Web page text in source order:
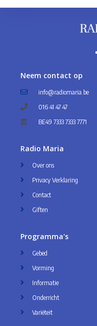
Neem contact op
info@radiomaria.be
016 41 47 47
BE49 7333 7333 7771
Radio Maria
Over ons
Privacy Verklaring
Contact
Giften
Programma's
Gebed
Vorming
Informatie
Onderricht
Variëteit